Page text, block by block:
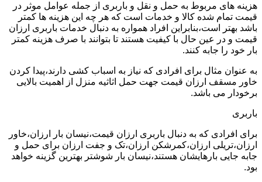
هزینه های مربوط به حمل و نقل و باربری از جمله عوامل موثر در
قیمت تمام شده کالا و خدمات است که هر چه این هزینه ها کمتر
باشد بهتر است،بنابراین افراد همواره به دنبال خدمات باربری ارزان
قیمت و در عین حال با کیفیت هستند تا بتوانند با صرف هزینه کمتر
بار خود را جابه کنند.
به عنوان مثال برای افرادی که نیاز به اسباب کشی دارند،پیدا کردن
خاور مسقف ارزان قیمت جهت حمل اثاثیه منزل از اهمیت بالایی
برخودار می باشد.
باربری
برای افرادی که به دنبال باربری ارزان قیمت،نیسان بار ارزان،خاور
ارزان،تریلی ارزان،کمرشکن ارزان،تک و جفت ارزان برای حمل و
جابه جایی بارهایشان هستند،نیسان بار شوشتر بهترین گزینه خواهد
بود.